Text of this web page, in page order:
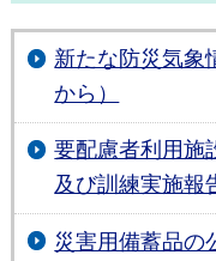
新たな防災気象
から）
要配慮者利用施
及び訓練実施報
災害用備蓄品の